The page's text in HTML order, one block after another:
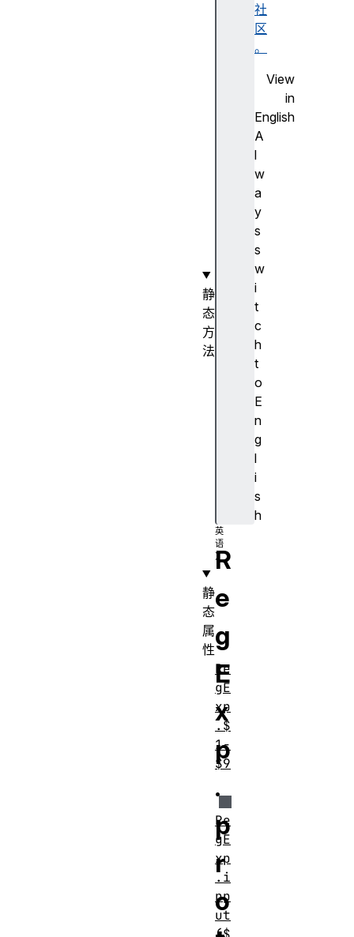
社
区
。
View
in
English
A
l
w
a
y
s
s
w
i
t
c
h
t
o
E
n
g
l
i
s
h
R
e
g
E
x
p
.
p
r
o
静
态
方
法
静
态
属
性
Re
gE
xp
.$
1-
$9
Re
gE
xp
.i
np
ut